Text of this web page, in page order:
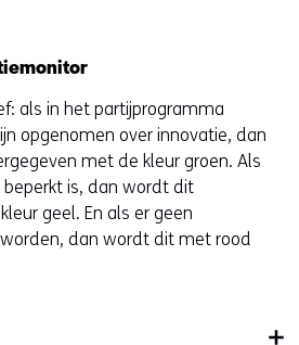
als in het partijprogramma
opgenomen over innovatie, dan
met de kleur groen. Als
is, dan wordt dit
geel. En als er geen
dan wordt dit met rood